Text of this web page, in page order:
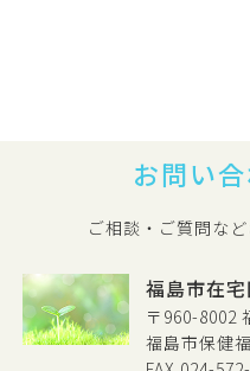
お問い
ご相談・ご質問な
福島市在
〒960-8002
福島市保健